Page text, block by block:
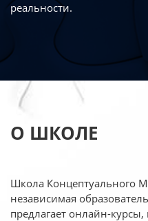
реальности.
О ШКОЛЕ
Школа Концептуального
независимая
предлагает онлайн-